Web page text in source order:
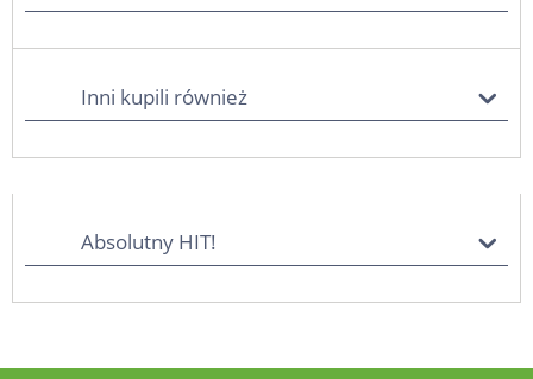
Inni kupili również
Absolutny HIT!